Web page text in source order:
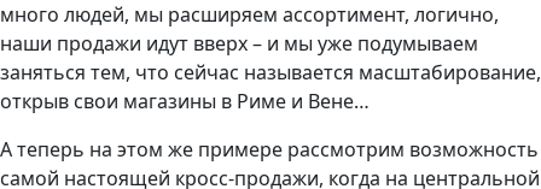
много людей, мы расширяем ассортимент, логично,
наши продажи идут вверх – и мы уже подумываем
заняться тем, что сейчас называется масштабирование,
открыв свои магазины в Риме и Вене…
А теперь на этом же примере рассмотрим возможность
самой настоящей кросс-продажи, когда на центральной